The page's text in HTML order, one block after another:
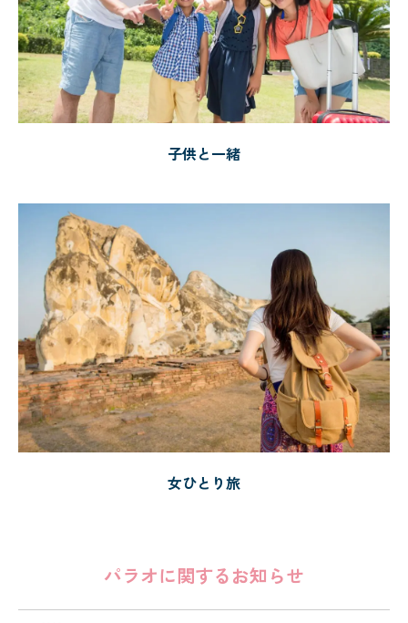
子供と一緒
女ひとり旅
パラオに関するお知らせ